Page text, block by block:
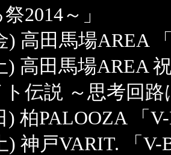
2014～」
) 高田馬場AREA
) 高田馬場AREA
伝説 ～思考回
) 柏PALOOZA 「
) 神戸VARIT. 「